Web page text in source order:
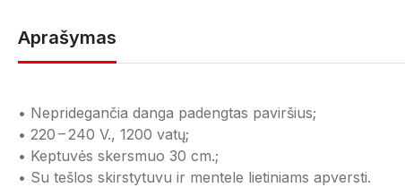
Aprašymas
• Nepridegančia danga padengtas paviršius;
• 220 – 240 V., 1200 vatų;
• Keptuvės skersmuo 30 cm.;
• Su tešlos skirstytuvu ir mentele lietiniams apversti.